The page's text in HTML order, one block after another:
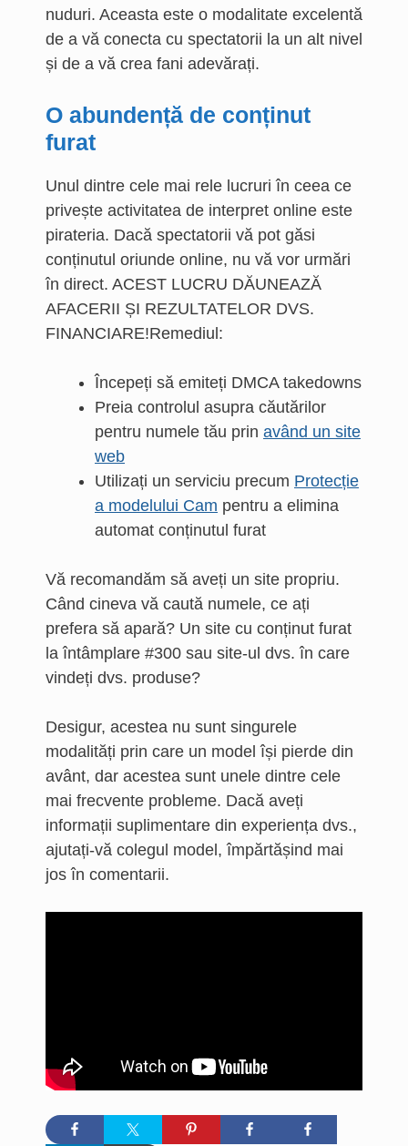
nuduri. Aceasta este o modalitate excelentă
de a vă conecta cu spectatorii la un alt nivel
și de a vă crea fani adevărați.
O abundență de conținut
furat
Unul dintre cele mai rele lucruri în ceea ce
privește activitatea de interpret online este
pirateria. Dacă spectatorii vă pot găsi
conținutul oriunde online, nu vă vor urmări
în direct. ACEST LUCRU DĂUNEAZĂ
AFACERII ȘI REZULTATELOR DVS.
FINANCIARE!Remediul:
Începeți să emiteți DMCA takedowns
Preia controlul asupra căutărilor
pentru numele tău prin având un site
web
Utilizați un serviciu precum Protecție
a modelului Cam pentru a elimina
automat conținutul furat
Vă recomandăm să aveți un site propriu.
Când cineva vă caută numele, ce ați
prefera să apară? Un site cu conținut furat
la întâmplare #300 sau site-ul dvs. în care
vindeți dvs. produse?
Desigur, acestea nu sunt singurele
modalități prin care un model își pierde din
avânt, dar acestea sunt unele dintre cele
mai frecvente probleme. Dacă aveți
informații suplimentare din experiența dvs.,
ajutați-vă colegul model, împărtășind mai
jos în comentarii.